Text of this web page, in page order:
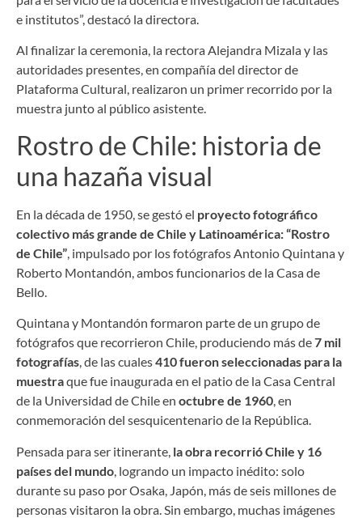
e institutos”, destacó la directora.
Al finalizar la ceremonia, la rectora Alejandra Mizala y las
autoridades presentes, en compañía del director de
Plataforma Cultural, realizaron un primer recorrido por la
muestra junto al público asistente.
Rostro de Chile: historia de
una hazaña visual
En la década de 1950, se gestó el proyecto fotográfico
colectivo más grande de Chile y Latinoamérica: “Rostro
de Chile”, impulsado por los fotógrafos Antonio Quintana y
Roberto Montandón, ambos funcionarios de la Casa de
Bello.
Quintana y Montandón formaron parte de un grupo de
fotógrafos que recorrieron Chile, produciendo más de7 mil
fotografías, de las cuales410 fueron seleccionadas para la
muestraque fue inaugurada en el patio de la Casa Central
de la Universidad de Chile en octubre de 1960, en
conmemoración del sesquicentenario de la República.
Pensada para ser itinerante, la obra recorrió Chile y 16
países del mundo , logrando un impacto inédito: solo
durante su paso por Osaka, Japón, más de seis millones de
personas visitaron la obra. Sin embargo, muchas imágenes